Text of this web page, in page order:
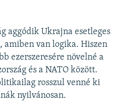
aggódik Ukrajna esetleges
amiben van logika. Hiszen
ezerszeresére növelné a
és a NATO között.
rosszul venné ki
nyilvánosan.